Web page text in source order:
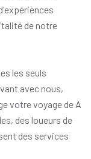
de notre
les seuls
avec nous,
votre voyage de A
des loueurs de
des services